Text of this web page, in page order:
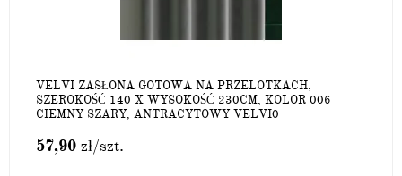
VELVI ZASŁONA GOTOWA NA PRZELOTKACH,
SZEROKOŚĆ 140 X WYSOKOŚĆ 230CM, KOLOR 006
CIEMNY SZARY; ANTRACYTOWY VELVI0
57,90 zł/szt.